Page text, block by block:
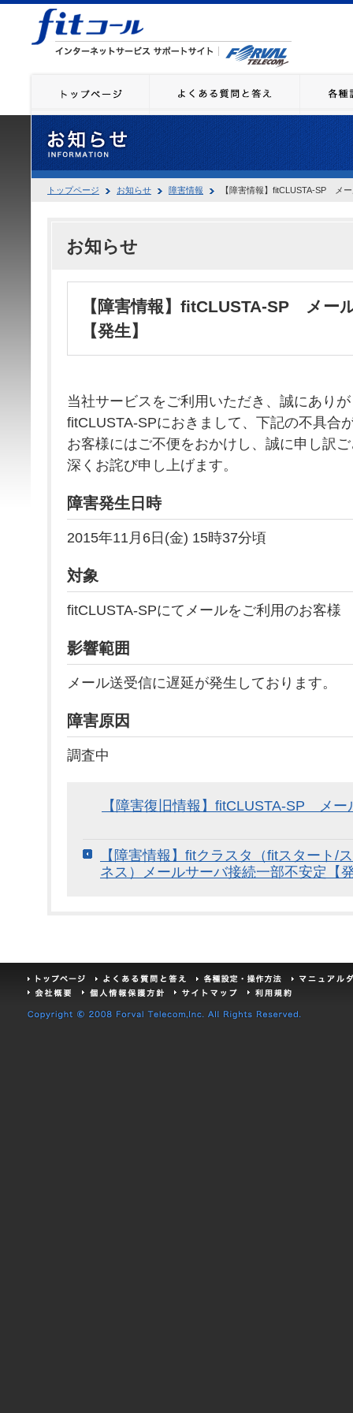
トップページ お知らせ 障害情報 【障害情報】fitCLUSTA-SP メ
お知らせ
【障害情報】fitCLUSTA-SP メー
【発生】
当社サービスをご利用いただき、誠にあり
fitCLUSTA-SPにおきまして、下記の不具合
お客様にはご不便をおかけし、誠に申し訳
深くお詫び申し上げます。
障害発生日時
2015年11月6日(金) 15時37分頃
対象
fitCLUSTA-SPにてメールをご利用のお客様
影響範囲
メール送受信に遅延が発生しております。
障害原因
調査中
【障害復旧情報】fitCLUSTA-SP メー
【障害情報】fitクラスタ（fitスタート/
ネス）メールサーバ接続一部不安定【